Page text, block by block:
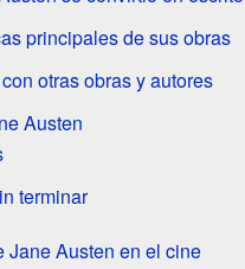
principales de sus obras
otras obras y autores
Austen
terminar
Jane Austen en el cine